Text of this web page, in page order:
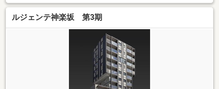
ルジェンテ神楽坂 第3期